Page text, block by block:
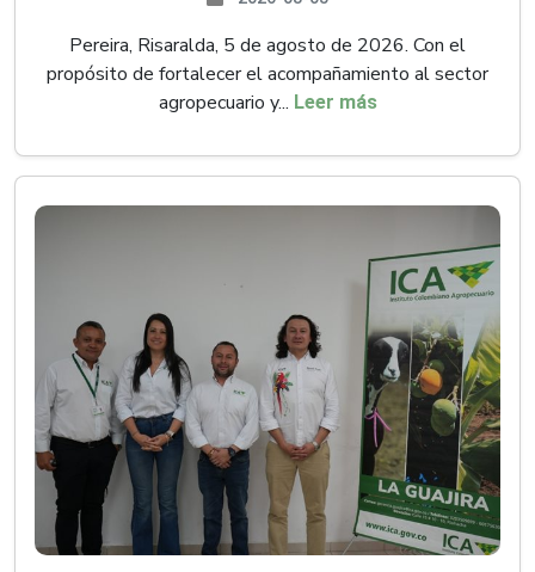
Pereira, Risaralda, 5 de agosto de 2026. Con el
propósito de fortalecer el acompañamiento al sector
agropecuario y... Leer más